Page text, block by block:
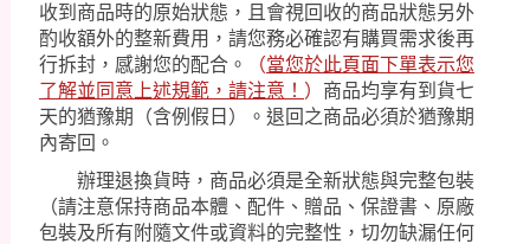
收到商品時的原始狀態，且會視回收的商品狀態另外
酌收額外的整新費用，請您務必確認有購買需求後再
行拆封，感謝您的配合。
（當您於此頁面下單表示您
了解並同意上述規範，請注意！ ） 商品均享有到貨七
天的猶豫期（含例假日）。退回之商品必須於猶豫期
內寄回。
辦理退換貨時，商品必須是全新狀態與完整包裝
（請注意保持商品本體、配件、贈品、保證書、原廠
包裝及所有附隨文件或資料的完整性，切勿缺漏任何